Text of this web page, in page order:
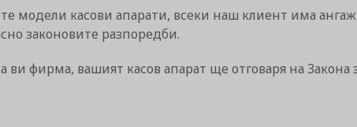
модели касови апарати, всеки наш клиент има
законовите разпоредби.
фирма, вашият касов апарат ще отговаря на